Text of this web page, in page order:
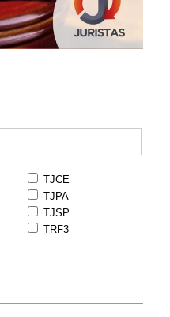
TJCE
TJPA
TJSP
TRF3